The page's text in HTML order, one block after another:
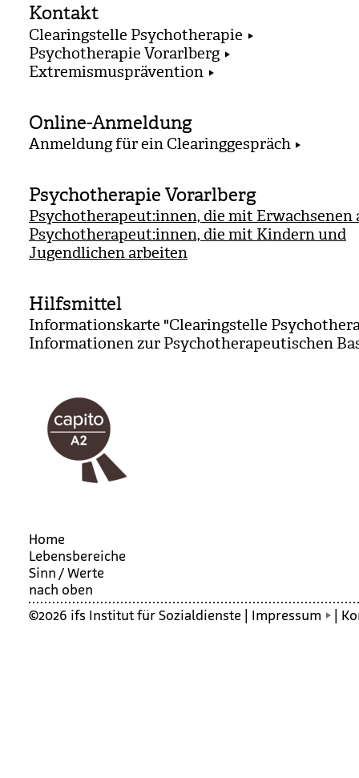
Kontakt
Clearingstelle Psychotherapie
Psychotherapie Vorarlberg
Extremismusprävention
Online-Anmeldung
Anmeldung für ein Clearinggespräch
Psychotherapie Vorarlberg
Psychotherapeut:innen, die mit Erwachsenen
Psychotherapeut:innen, die mit Kindern und
Jugendlichen arbeiten
Hilfsmittel
Informationskarte "Clearingstelle
Informationen zur Psychotherapeutischen
Home
Lebensbereiche
Sinn / Werte
nach oben
©2026 ifs Institut für Sozialdienste | Impressum